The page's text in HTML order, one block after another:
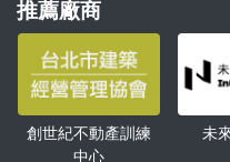
推薦廠商
創世紀不動產訓練
中心
未